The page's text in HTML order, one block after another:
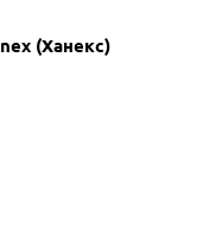
(Ханекс)